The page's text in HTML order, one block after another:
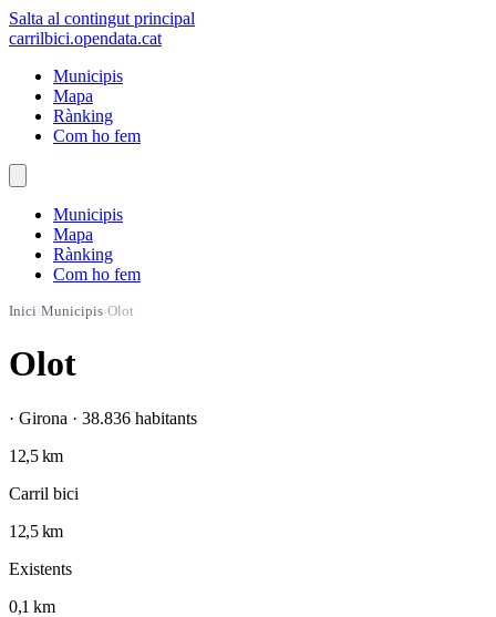
Salta al contingut principal
carrilbici.opendata.cat
Municipis
Mapa
Rànking
Com ho fem
Municipis
Mapa
Rànking
Com ho fem
Inici›Municipis›Olot
Olot
· Girona · 38.836 habitants
12,5 km
Carril bici
12,5 km
Existents
0,1 km